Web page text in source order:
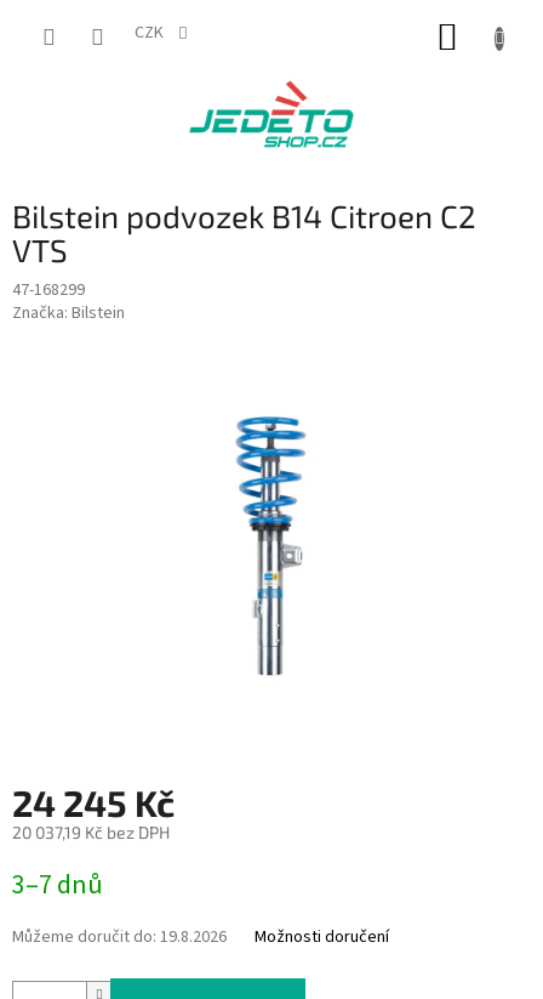
CZK
Bilstein podvozek B14 Citroen C2
VTS
47-168299
Značka: Bilstein
24 245 Kč
20 037,19 Kč bez DPH
cena:
3–7 dnů
Můžeme doručit do: 19.8.2026 Možnosti doručení